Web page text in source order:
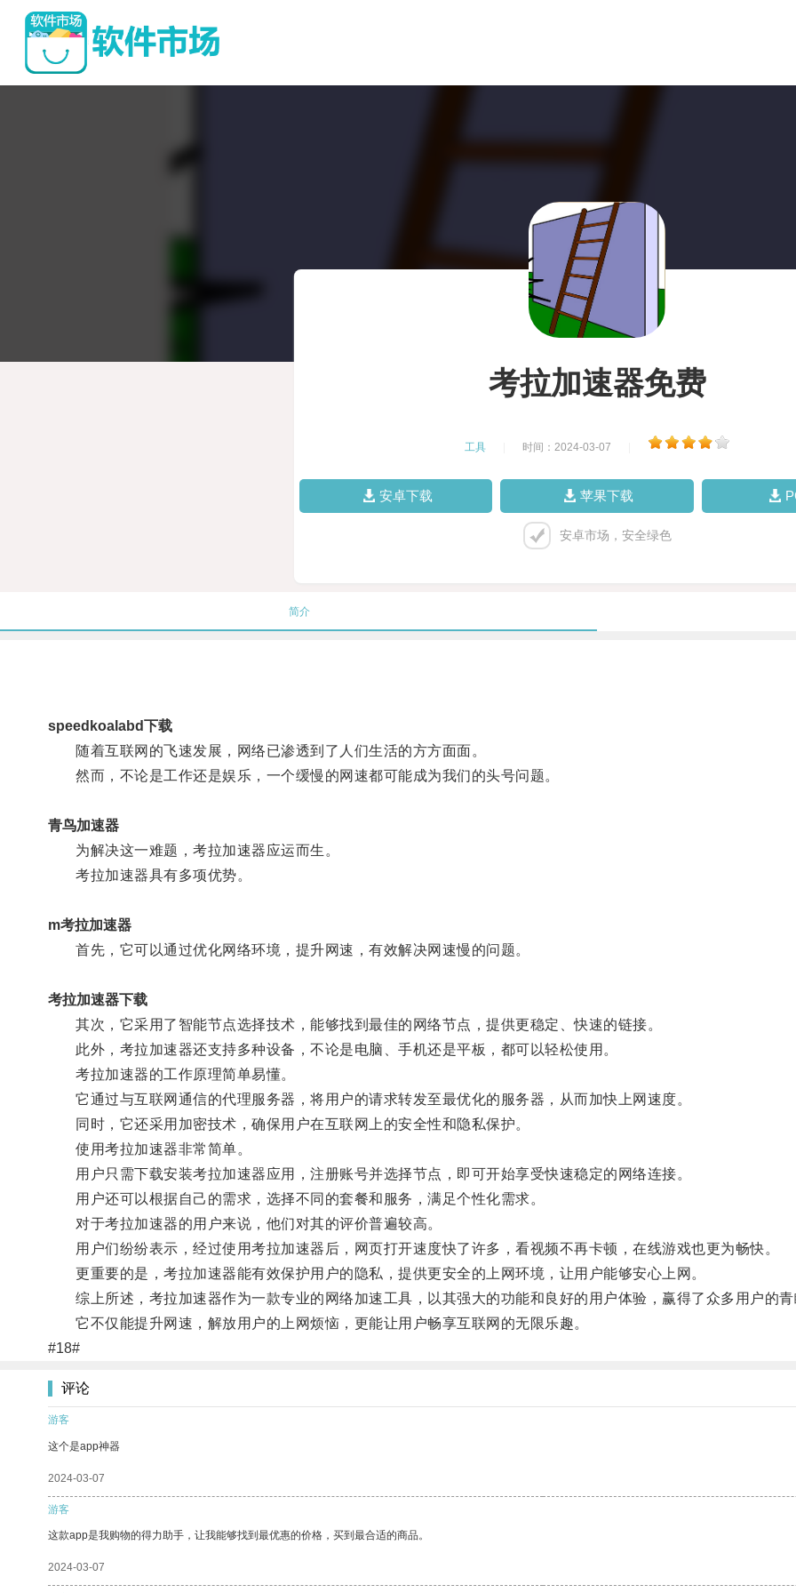
考拉加速器免费
工具 时间：2024-03-07
安卓下载 苹果下载
安卓市场，安全绿色
简介
speedkoalabd下载
随着互联网的飞速发展，网络已渗透到了人们生活的方方面面。
然而，不论是工作还是娱乐，一个缓慢的网速都可能成为我们的头号问题。
青鸟加速器
为解决这一难题，考拉加速器应运而生。
考拉加速器具有多项优势。
m考拉加速器
首先，它可以通过优化网络环境，提升网速，有效解决网速慢的问题。
考拉加速器下载
其次，它采用了智能节点选择技术，能够找到最佳的网络节点，提供更稳定、快速的链接。
此外，考拉加速器还支持多种设备，不论是电脑、手机还是平板，都可以轻松使用。
考拉加速器的工作原理简单易懂。
它通过与互联网通信的代理服务器，将用户的请求转发至最优化的服务器，从而加快上网速度。
同时，它还采用加密技术，确保用户在互联网上的安全性和隐私保护。
使用考拉加速器非常简单。
用户只需下载安装考拉加速器应用，注册账号并选择节点，即可开始享受快速稳定的网络连接。
用户还可以根据自己的需求，选择不同的套餐和服务，满足个性化需求。
对于考拉加速器的用户来说，他们对其的评价普遍较高。
用户们纷纷表示，经过使用考拉加速器后，网页打开速度快了许多，看视频不再卡顿，在线游戏也更为畅快。
更重要的是，考拉加速器能有效保护用户的隐私，提供更安全的上网环境，让用户能够安心上网。
综上所述，考拉加速器作为一款专业的网络加速工具，以其强大的功能和良好的用户体验，赢得了众多用户的青
它不仅能提升网速，解放用户的上网烦恼，更能让用户畅享互联网的无限乐趣。
#18#
评论
游客
这个是app神器
2024-03-07
游客
这款app是我购物的得力助手，让我能够找到最优惠的价格，买到最合适的商品。
2024-03-07